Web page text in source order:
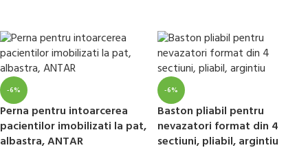
-6%
Perna pentru intoarcerea
pacientilor imobilizati la pat,
albastra, ANTAR
-6%
Baston pliabil pentru
nevazatori format din 4
sectiuni, pliabil, argintiu